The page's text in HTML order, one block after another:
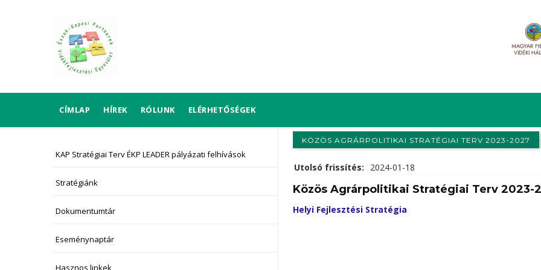
FŐ
CÍMLAP HÍREK RÓLUNK ELÉRHETŐSÉGEK
KÖZÖS AGRÁRPOLITIKAI STRATÉGIAI TERV 2023-2027
Utolsó frissítés: 2024-01-18
Közös Agrárpolitikai Stratégiai Terv 2023-
Helyi Fejlesztési Stratégia
NAVIGÁCIÓ
KAP Stratégiai Terv ÉKP LEADER pályázati felhívások
Stratégiánk
Dokumentumtár
Eseménynaptár
Hasznos linkek